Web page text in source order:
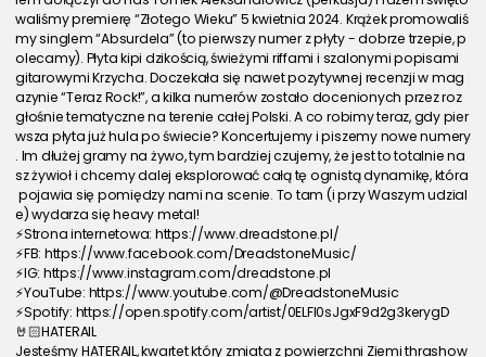
waliśmy premierę “Złotego Wieku” 5 kwietnia 2024. Krążek promowaliś
my singlem “Absurdela” (to pierwszy numer z płyty - dobrze trzepie, p
olecamy). Płyta kipi dzikością, świeżymi riffami i szalonymi popisami
gitarowymi Krzycha. Doczekała się nawet pozytywnej recenzji w mag
azynie “Teraz Rock!”, a kilka numerów zostało docenionych przez roz
głośnie tematyczne na terenie całej Polski. A co robimy teraz, gdy pier
wsza płyta już hula po świecie? Koncertujemy i piszemy nowe numery
. Im dłużej gramy na żywo, tym bardziej czujemy, że jest to totalnie na
sz żywioł i chcemy dalej eksplorować całą tę ognistą dynamikę, która
pojawia się pomiędzy nami na scenie. To tam (i przy Waszym udzial
e) wydarza się heavy metal!
⚡Strona internetowa: https://www.dreadstone.pl/
⚡FB: https://www.facebook.com/DreadstoneMusic/
⚡IG: https://www.instagram.com/dreadstone.pl
⚡YouTube: https://www.youtube.com/@DreadstoneMusic
⚡Spotify: https://open.spotify.com/artist/0ELFl0sJgxF9d2g3kerygD
🤘🏻HATERAIL
Jesteśmy HATERAIL, kwartet który zmiata z powierzchni Ziemi thrashow